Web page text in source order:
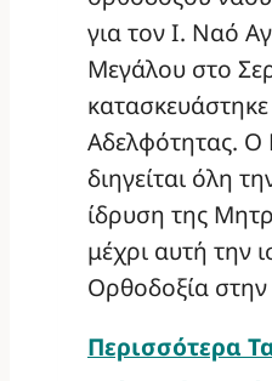
για τον Ι. Ναό
Μεγάλου στο
Αδελφότητας. Ο
διηγείται όλη
ίδρυση της
μέχρι αυτή την
Ορθοδοξία
Περισσότερα